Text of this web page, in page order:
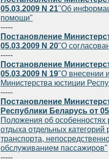
05.03.2009 N 21"Об
помощи"
-----
Постановление
05.03.2009 N 20"О
-----
Постановление
05.03.2009 N 19"О внесении
Министерства юстиции
-----
Постановление
Республики Беларусь от
Положения об
отдыха отдельных
транспорта,
обслуживанием пассажиров"
-----